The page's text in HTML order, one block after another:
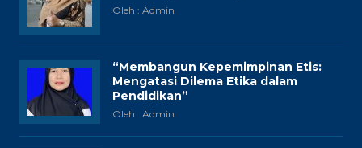
Oleh : Admin
“Membangun Kepemimpinan Etis:
Mengatasi Dilema Etika dalam
Pendidikan”
Oleh : Admin